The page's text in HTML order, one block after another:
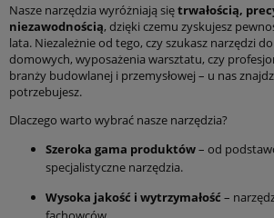
Nasze narzędzia wyróżniają siętrwałością,
niezawodnością, dzięki czemu zyskujesz
lata. Niezależnie od tego, czy szukasz narzędzi
domowych, wyposażenia warsztatu, czy
branży budowlanej i przemysłowej – u nas
potrzebujesz.
Dlaczego warto wybrać nasze narzędzia?
Szeroka gama produktów– od
specjalistyczne narzędzia.
Wysoka jakość i wytrzymałość –